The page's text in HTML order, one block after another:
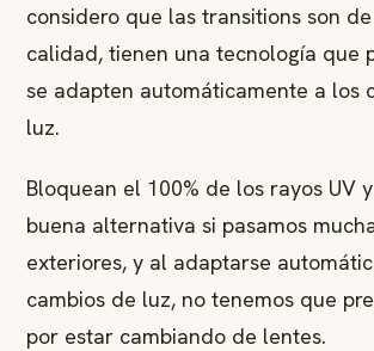
considero que las transitions son
calidad, tienen una tecnología que
se adapten automáticamente a los
luz.
Bloquean el 100% de los rayos UV
buena alternativa si pasamos
exteriores, y al adaptarse
cambios de luz, no tenemos que
por estar cambiando de lentes.